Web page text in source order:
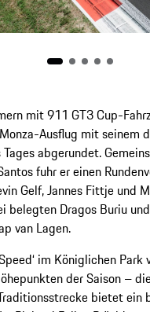
mit 911 GT3 Cup-
Ausflug mit seinem
abgerundet.
fuhr er einen
Gelf, Jannes Fittje und
belegten Dragos Buriu
van Lagen.
im Königlichen Park
der Saison –
bietet ein